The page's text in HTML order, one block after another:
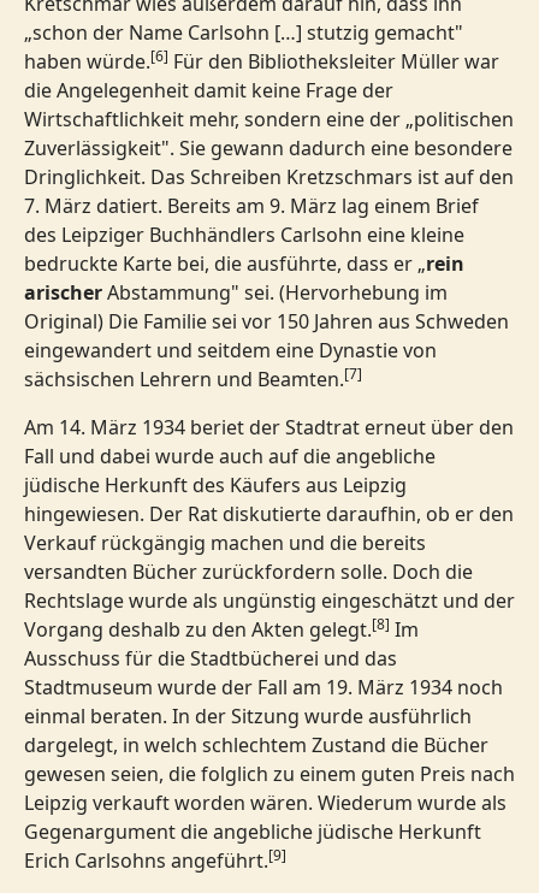
„schon der Name Carlsohn […] stutzig gemacht"
haben würde.[6] Für den Bibliotheksleiter Müller war
die Angelegenheit damit keine Frage der
Wirtschaftlichkeit mehr, sondern eine der „politischen
Zuverlässigkeit". Sie gewann dadurch eine besondere
Dringlichkeit. Das Schreiben Kretzschmars ist auf den
7. März datiert. Bereits am 9. März lag einem Brief
des Leipziger Buchhändlers Carlsohn eine kleine
bedruckte Karte bei, die ausführte, dass er „rein
arischerAbstammung" sei. (Hervorhebung im
Original) Die Familie sei vor 150 Jahren aus Schweden
eingewandert und seitdem eine Dynastie von
sächsischen Lehrern und Beamten.[7]
Am 14. März 1934 beriet der Stadtrat erneut über den
Fall und dabei wurde auch auf die angebliche
jüdische Herkunft des Käufers aus Leipzig
hingewiesen. Der Rat diskutierte daraufhin, ob er den
Verkauf rückgängig machen und die bereits
versandten Bücher zurückfordern solle. Doch die
Rechtslage wurde als ungünstig eingeschätzt und der
Vorgang deshalb zu den Akten gelegt.[8] Im
Ausschuss für die Stadtbücherei und das
Stadtmuseum wurde der Fall am 19. März 1934 noch
einmal beraten. In der Sitzung wurde ausführlich
dargelegt, in welch schlechtem Zustand die Bücher
gewesen seien, die folglich zu einem guten Preis nach
Leipzig verkauft worden wären. Wiederum wurde als
Gegenargument die angebliche jüdische Herkunft
Erich Carlsohns angeführt.[9]